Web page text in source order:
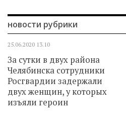
новости рубрики
25.06.2020 13.10
За сутки в двух района
Челябинска сотрудники
Росгвардии задержали
двух женщин, у которых
изъяли героин